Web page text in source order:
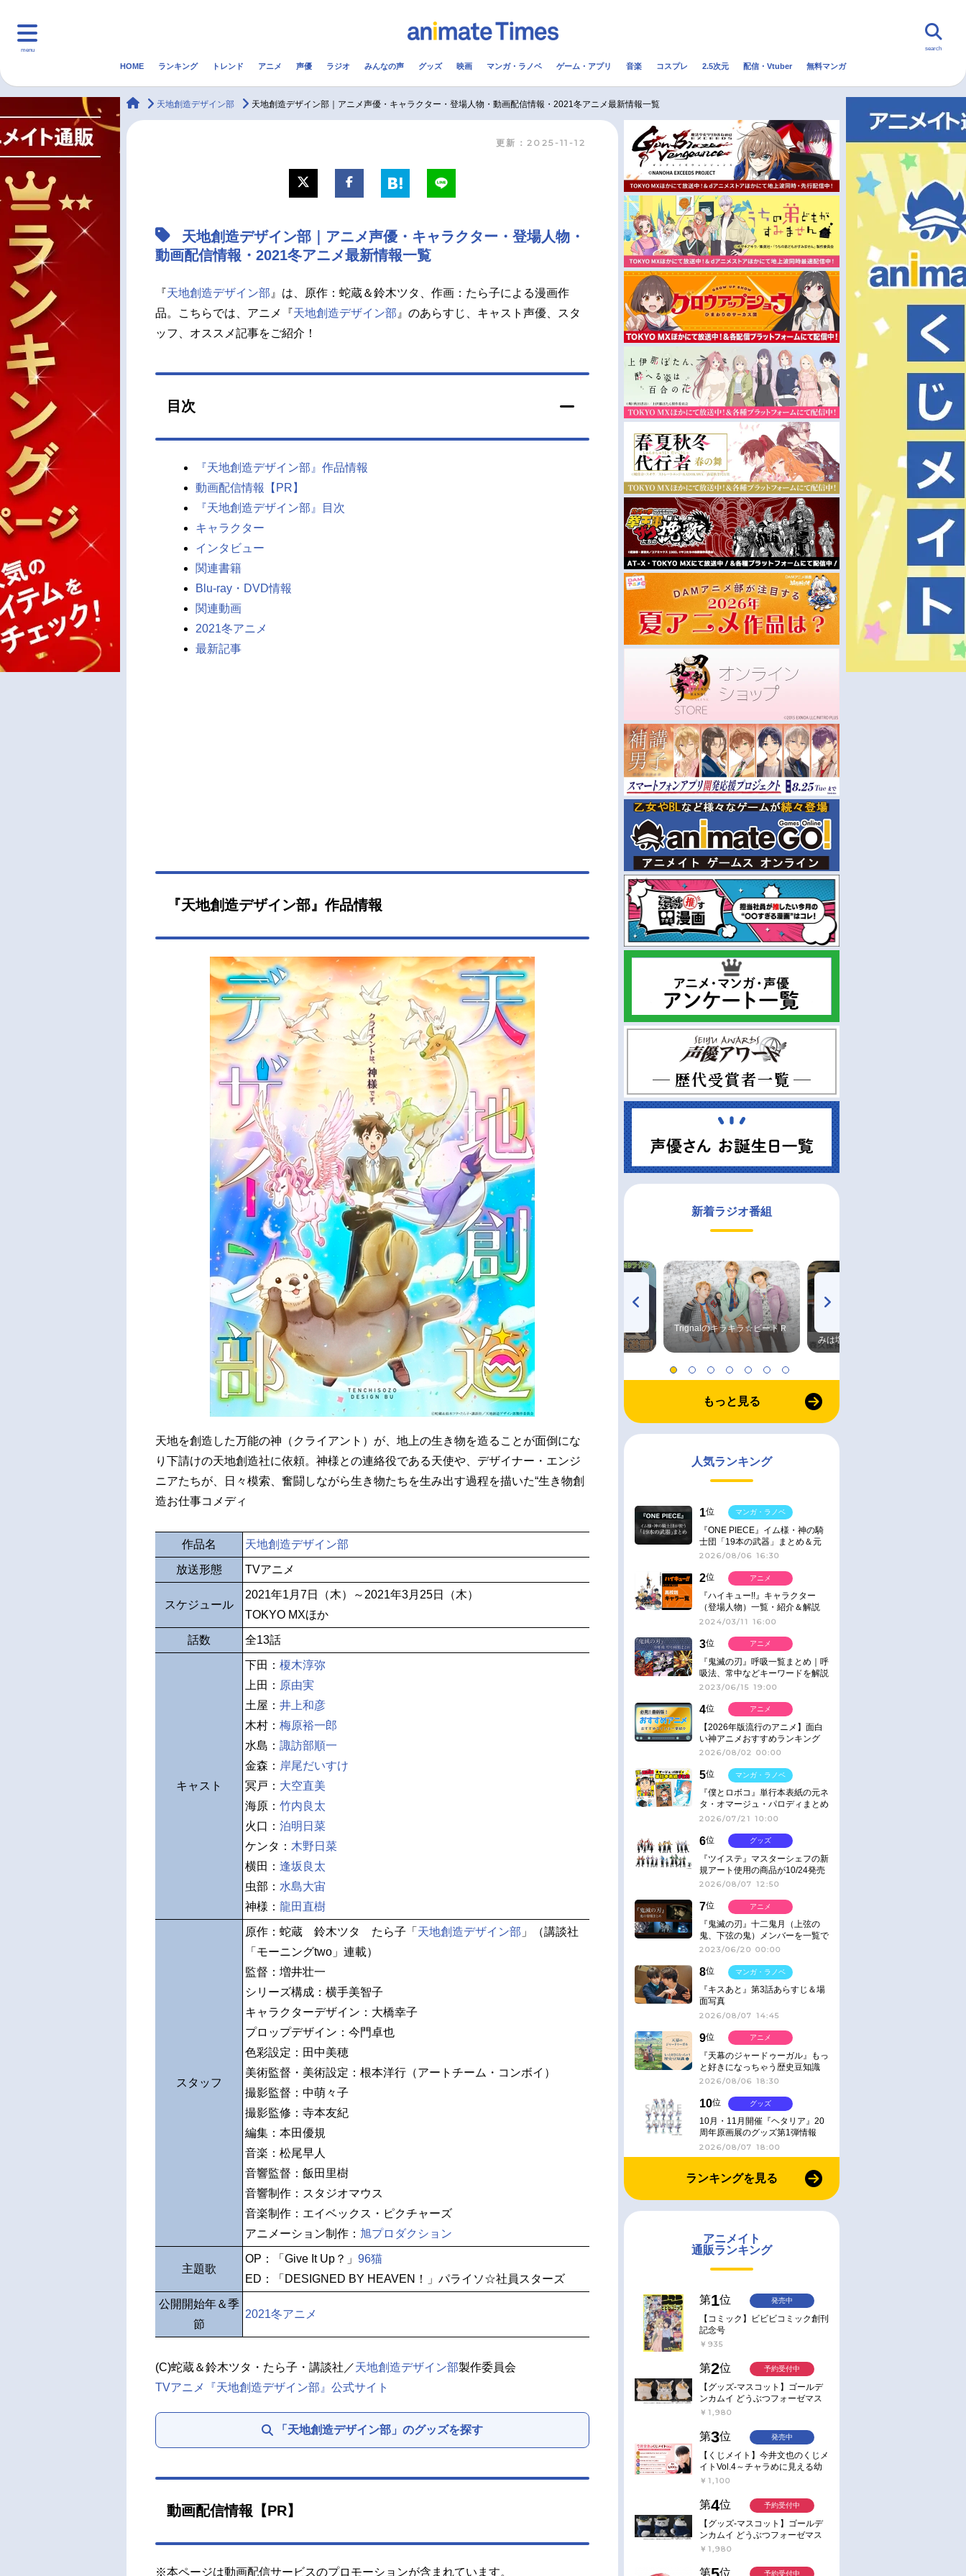
menu
マンガ・ラノベ 2.5次元 配信・Vtuber トレンド 無料マンガ
声優記事一覧
アニメ映画一覧
男性声優/女性声優一覧
今期アニメ曜日別一覧
夏アニメ
秋アニメ
冬アニメ
search
HOME ランキング トレンド アニメ 声優 ラジオ みんなの声 グッズ 映画 マンガ・ラノベ ゲーム・アプリ 音楽 コスプレ 2.5次元 配信・Vtuber 無料マンガ
animateTimes
天地創造デザイン部 天地創造デザイン部｜アニメ声優・キャラクター・登場人物・動画配信情報・2021冬アニメ最新情報一覧
更新：2025-11-12
天地創造デザイン部｜アニメ声優・キャラクター・登場人物・
動画配信情報・2021冬アニメ最新情報一覧
『天地創造デザイン部 』は、原作：蛇蔵＆鈴木ツタ、作画：たら子による漫画作
品。こちらでは、アニメ『天地創造デザイン部 』のあらすじ、キャスト声優、スタ
ッフ、オススメ記事をご紹介！
目次
『天地創造デザイン部』作品情報
動画配信情報【PR】
『天地創造デザイン部』目次
キャラクター
インタビュー
関連書籍
Blu-ray・DVD情報
関連動画
2021冬アニメ
最新記事
『天地創造デザイン部』作品情報
天地を創造した万能の神（クライアント）が、地上の生き物を造ることが面倒にな
り下請けの天地創造社に依頼。神様との連絡役である天使や、デザイナー・エンジ
ニアたちが、日々模索、奮闘しながら生き物たちを生み出す過程を描いた“生き物創
造お仕事コメディ
作品名 天地創造デザイン部
放送形態 TVアニメ
スケジュール
2021年1月7日（木）～2021年3月25日（木）
TOKYO MXほか
話数 全13話
キャスト
下田： 榎木淳弥
上田： 原由実
土屋： 井上和彦
木村： 梅原裕一郎
水島： 諏訪部順一
金森： 岸尾だいすけ
冥戸： 大空直美
海原： 竹内良太
火口： 泊明日菜
ケンタ： 木野日菜
横田： 逢坂良太
虫部： 水島大宙
神様： 龍田直樹
スタッフ
原作：蛇蔵 鈴木ツタ たら子「 天地創造デザイン部 」（講談社
「モーニングtwo」連載）
監督：増井壮一
シリーズ構成：横手美智子
キャラクターデザイン：大橋幸子
プロップデザイン：今門卓也
色彩設定：田中美穂
美術監督・美術設定：根本洋行（アートチーム・コンボイ）
撮影監督：中萌々子
撮影監修：寺本友紀
編集：本田優規
音楽：松尾早人
音響監督：飯田里樹
音響制作：スタジオマウス
音楽制作：エイベックス・ピクチャーズ
アニメーション制作： 旭プロダクション
主題歌
OP：「Give It Up？」 96猫
ED：「DESIGNED BY HEAVEN！」パライソ☆社員スターズ
公開開始年＆季
節
2021冬アニメ
(C)蛇蔵＆鈴木ツタ・たら子・講談社／天地創造デザイン部製作委員会
TVアニメ『天地創造デザイン部』公式サイト
「天地創造デザイン部」のグッズを探す
動画配信情報【PR】
※本ページは動画配信サービスのプロモーションが含まれています。
新着ラジオ番組
TVアニメ『戦隊大失格』
radio 大直会 2nd season
Trignalのキラキラ☆ビートＲ
みは塩だけ
もっと見る
人気ランキング
1位
『ONE PIECE』イム様・神の騎
士団「19本の武器」まとめ＆元
ネタ
2026/08/06 16:30
マンガ・ラノベ
2位
『ハイキュー!!』キャラクター
（登場人物）一覧・紹介＆解説
2024/03/11 16:00
アニメ
3位
『鬼滅の刃』呼吸一覧まとめ｜呼
吸法、常中などキーワードを解説
2023/06/15 19:00
アニメ
4位
【2026年版流行のアニメ】面白
い神アニメおすすめランキング
【名作・話題作】｜ジャンル別人
2026/08/02 00:00
アニメ
5位
『僕とロボコ』単行本表紙の元ネ
タ・オマージュ・パロディまとめ
2026/07/21 10:00
マンガ・ラノベ
6位
『ツイステ』マスターシェフの新
規アート使用の商品が10/24発売
2026/08/07 12:50
グッズ
7位
『鬼滅の刃』十二鬼月（上弦の
鬼、下弦の鬼）メンバーを一覧で
紹介＆解説（登場鬼の情報まと
2023/06/20 00:00
アニメ
8位
『キスあと』第3話あらすじ＆場
面写真
2026/08/07 14:45
マンガ・ラノベ
9位
『天幕のジャードゥーガル』もっ
と好きになっちゃう歴史豆知識
2026/08/06 18:30
アニメ
10位
10月・11月開催『ヘタリア』20
周年原画展のグッズ第1弾情報
2026/08/07 18:00
グッズ
ランキングを見る
アニメイト
通販ランキング
第1位
【コミック】ビビビコミック創刊
記念号
￥935
発売中
第2位
【グッズ-マスコット】ゴールデ
ンカムイ どうぶつフォーゼマス
コット 4.尾形百之助【再販】
￥1,980
予約受付中
第3位
【くじメイト】今井文也のくじメ
イトVol.4～チャラめに見える幼
馴染、実は一途で独占欲が強いん
￥1,100
発売中
第4位
【グッズ-マスコット】ゴールデ
ンカムイ どうぶつフォーゼマス
コット 5.月島軍曹【再販】
￥1,980
予約受付中
第 位 予約受付中